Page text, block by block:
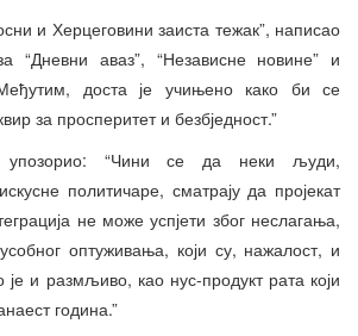
и Херцеговини заиста тежак”, написао
“Дневни аваз”, “Независне новине” и
доста је учињено како би се
за просперитет и безбједност.”
упозорио: “Чини се да неки људи,
политичаре, сматрају да пројекат
не може успјети због неслагања,
оптуживања, који су, нажалост, и
и размљиво, као нус-продукт рата који
година.”